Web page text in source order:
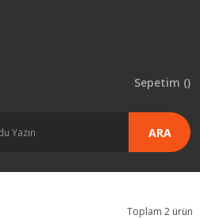
ARA
Sepetim ()
Toplam 2 ürün